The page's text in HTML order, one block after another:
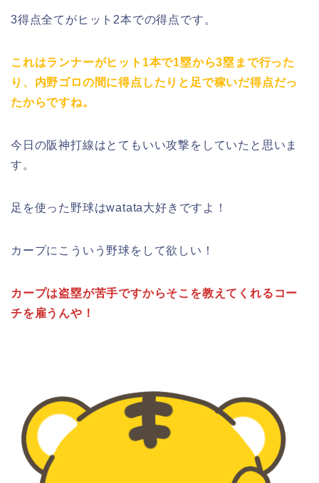
3得点全てがヒット2本での得点です。
これはランナーがヒット1本で1塁から3塁まで行った
り、内野ゴロの間に得点したりと足で稼いだ得点だっ
たからですね。
今日の阪神打線はとてもいい攻撃をしていたと思いま
す。
足を使った野球はwatata大好きですよ！
カープにこういう野球をして欲しい！
カープは盗塁が苦手ですからそこを教えてくれるコー
チを雇うんや！